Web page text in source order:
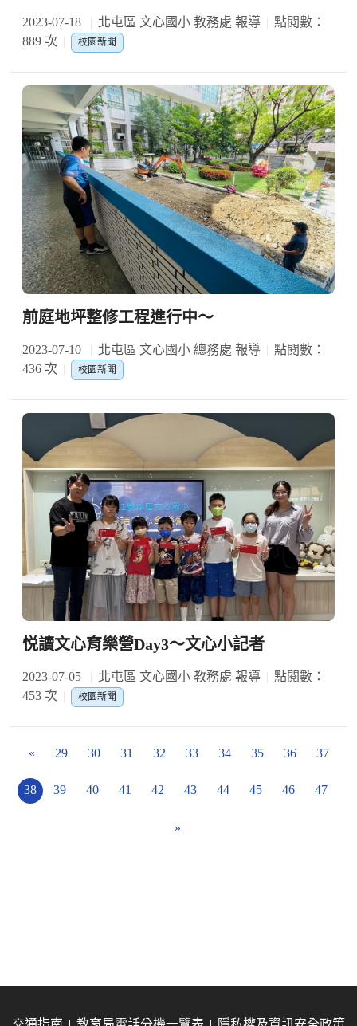
2023-07-18 北屯區 文心國小 教務處 報導
點閱數：
889 次
校園新聞
前庭地坪整修工程進行中～
2023-07-10 北屯區 文心國小 總務處 報導
點閱數：
436 次
校園新聞
悦讀文心育樂營Day3～文心小記者
2023-07-05 北屯區 文心國小 教務處 報導
點閱數：
453 次
校園新聞
« 29 30 31 32 33 34 35 36 37
38 39 40 41 42 43 44 45 46 47
»